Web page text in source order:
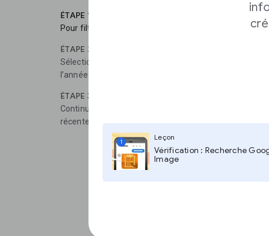
1
Leçon
Vérification : Recherche
Image
ÉTAPE 1
Pour filtrer vos résultats par date, cliquez sur Outils.
ÉTAPE 2
Sélectionnez Temps pour régler vos paramètres, qui
l’année précédentes, en passant par des dates
ÉTAPE 3
Continuez à affiner vos résultats jusqu’à ce que vous
récente de la photo.